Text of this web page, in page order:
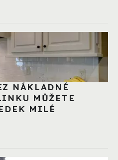
NÁKLADNÉ
MŮŽETE
MILÉ